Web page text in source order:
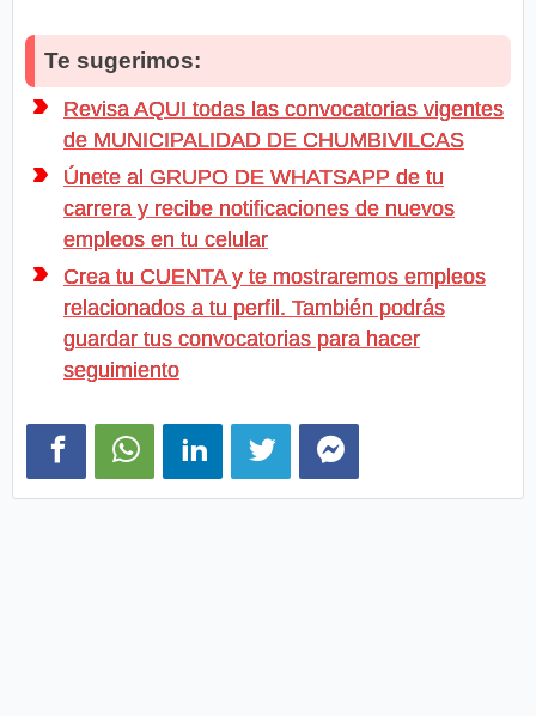
Te sugerimos:
Revisa AQUI todas las convocatorias vigentes
de MUNICIPALIDAD DE CHUMBIVILCAS
Únete al GRUPO DE WHATSAPP de tu
carrera y recibe notificaciones de nuevos
empleos en tu celular
Crea tu CUENTA y te mostraremos empleos
relacionados a tu perfil. También podrás
guardar tus convocatorias para hacer
seguimiento